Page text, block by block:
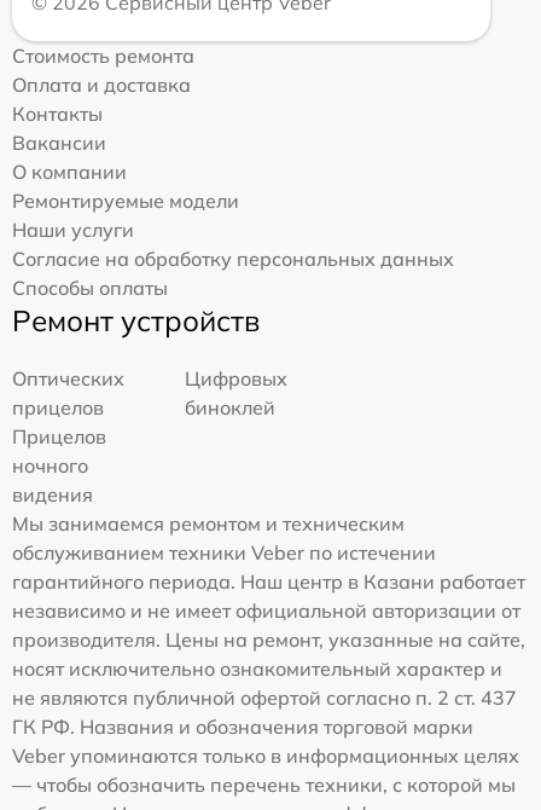
Стоимость ремонта
Оплата и доставка
Контакты
Вакансии
О компании
Ремонтируемые модели
Наши услуги
Согласие на обработку персональных данных
Способы оплаты
Ремонт устройств
Оптических
прицелов
Цифровых
биноклей
Прицелов
ночного
видения
Мы занимаемся ремонтом и техническим
обслуживанием техники Veber по истечении
гарантийного периода. Наш центр в Казани работает
независимо и не имеет официальной авторизации от
производителя. Цены на ремонт, указанные на сайте,
носят исключительно ознакомительный характер и
не являются публичной офертой согласно п. 2 ст. 437
ГК РФ. Названия и обозначения торговой марки
Veber упоминаются только в информационных целях
— чтобы обозначить перечень техники, с которой мы